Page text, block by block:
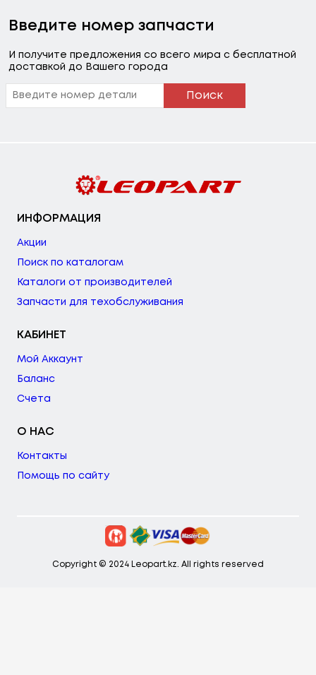
Введите номер запчасти
И получите предложения со всего мира с бесплатной
доставкой до Вашего города
Поиск
ИНФОРМАЦИЯ
Акции
Поиск по каталогам
Каталоги от производителей
Запчасти для техобслуживания
КАБИНЕТ
Мой Аккаунт
Баланс
Счета
О НАС
Контакты
Помощь по сайту
Copyright © 2024 Leopart.kz. All rights reserved